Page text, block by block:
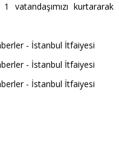
vatandaşımızı kurtararak